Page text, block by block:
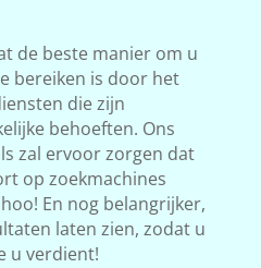
de beste manier om u
bereiken is door het
die zijn
behoeften. Ons
zal ervoor zorgen dat
op zoekmachines
En nog belangrijker,
laten zien, zodat u
u verdient!